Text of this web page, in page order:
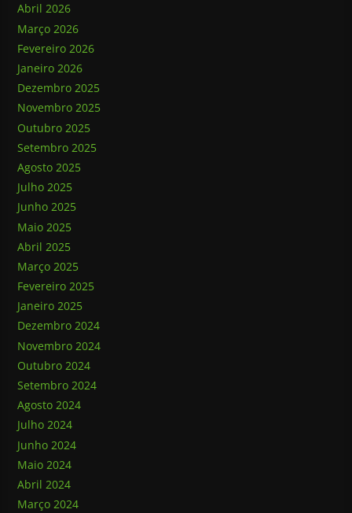
Abril 2026
Março 2026
Fevereiro 2026
Janeiro 2026
Dezembro 2025
Novembro 2025
Outubro 2025
Setembro 2025
Agosto 2025
Julho 2025
Junho 2025
Maio 2025
Abril 2025
Março 2025
Fevereiro 2025
Janeiro 2025
Dezembro 2024
Novembro 2024
Outubro 2024
Setembro 2024
Agosto 2024
Julho 2024
Junho 2024
Maio 2024
Abril 2024
Março 2024